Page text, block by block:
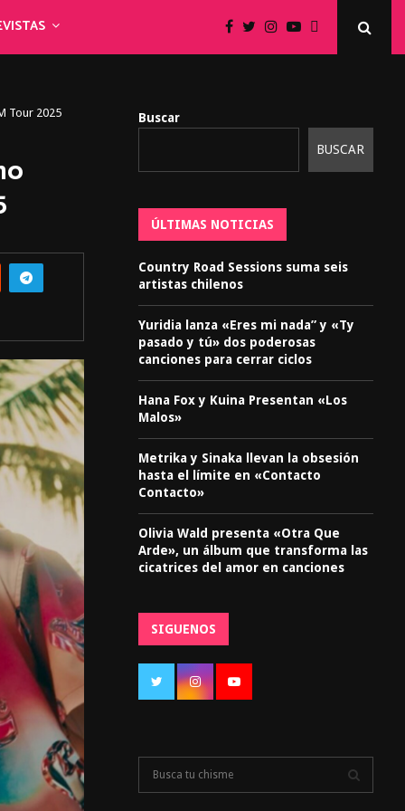
Tour 2025 Buscar
BUSCAR
ÚLTIMAS NOTICIAS
Country Road Sessions suma seis
artistas chilenos
Yuridia lanza «Eres mi nada” y «Ty
pasado y tú» dos poderosas
canciones para cerrar ciclos
Hana Fox y Kuina Presentan «Los
Malos»
Metrika y Sinaka llevan la obsesión
hasta el límite en «Contacto
Contacto»
Olivia Wald presenta «Otra Que
Arde», un álbum que transforma las
cicatrices del amor en canciones
SIGUENOS